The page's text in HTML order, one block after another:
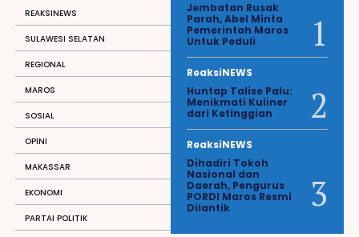
REAKSINEWS
SULAWESI SELATAN
REGIONAL
MAROS
SOSIAL
OPINI
MAKASSAR
EKONOMI
PARTAI POLITIK
Jembatan Rusak
Parah, Abel Minta
Pemerintah Maros
Untuk Peduli
ReaksiNEWS
Huntap Talise Palu:
Menikmati Kuliner
dari Ketinggian
ReaksiNEWS
Dihadiri Tokoh
Nasional dan
Daerah, Pengurus
PORDI Maros Resmi
Dilantik